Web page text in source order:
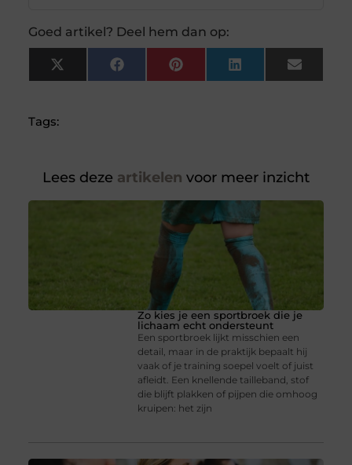
Goed artikel? Deel hem dan op:
X
(Twitter)
FacebookPinterest LinkedIn Email
Tags:
Lees deze artikelen voor meer inzicht
Zo kies je een sportbroek die je
lichaam echt ondersteunt
Een sportbroek lijkt misschien een
detail, maar in de praktijk bepaalt hij
vaak of je training soepel voelt of juist
afleidt. Een knellende tailleband, stof
die blijft plakken of pijpen die omhoog
kruipen: het zijn